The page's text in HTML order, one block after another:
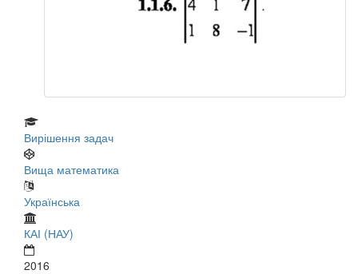
Вирішення задач
Вища математика
Українська
КАІ (НАУ)
2016